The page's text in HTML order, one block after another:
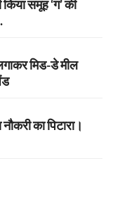
समूह ‘ग’ की
मिड-डे मील
का पिटारा।